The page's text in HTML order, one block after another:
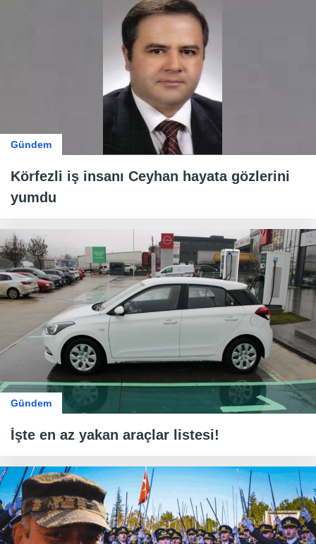
Gündem
Körfezli iş insanı Ceyhan hayata gözlerini
yumdu
Gündem
İşte en az yakan araçlar listesi!